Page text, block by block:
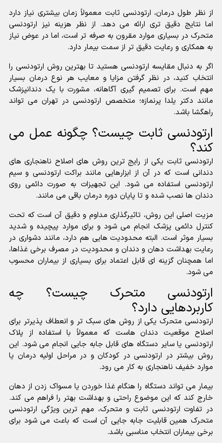
از نظر طول درمان، ارتودنسی ثابت معمولاً زمان بیشتری نیاز دارد
اما نتایج دقیق تری ارائه می دهد. از نظر هزینه نیز ارتودنسی
متحرک در بسیاری موارد مقرون به صرفه تر است، اما در عوض نیاز
به همکاری و رعایت دقیق تر از سمت بیمار دارد.
اگر به دنبال مقایسه ارتودنسی هستید تا بهترین روش ارتودنسی را
انتخاب کنید، در نظر گرفتن مزایا و معایب هر نوع درمان بسیار
مهم است. برای تصمیم گیری آگاهانه، مشورت با یک دندانپزشک
مانند دکتر یلدا پرنمازه؛ متخصص ارتودنسی در تهرانمی تواند
راهگشا باشد.
ارتودنسی ثابت چیست؟ چگونه عمل می
کند؟
ارتودنسی ثابت یکی از رایج ترین روش های اصلاح ناهنجاری های
دندانی است که در آن از ابزارهایی مانند براکت ارتودنسی و سیم
ارتودنسی استفاده می شود. این تجهیزات به صورت دائمی روی
دندان ها نصب شده و تا پایان دوره درمان باقی می مانند.
مزیت اصلی این روش، تاثیرگذاری مداوم و دقیق آن است که تحت
کنترل دائمی پزشک انجام می شود و برای موارد پیچیده و شدید
بسیار موثر است. البته محدودیت هایی هم دارد، مانند دشواری در
رعایت بهداشت دهان و دندان و محدودیت در مصرف برخی غذاها،
اما همچنان گزینه ای قابل اعتماد برای بسیاری از بیماران محسوب
می شود.
ارتودنسی متحرک چیست؟ چه
کاربردهایی دارد؟
ارتودنسی متحرک یکی از روش های سبک تر و انعطاف پذیرتر برای
اصلاح موقعیت دندان هاست که معمولاً با استفاده از پلاک
ارتودنسی یا سایر دستگاه های قابل جابه جایی انجام می شود. این
روش بیشتر در ارتودنسی در کودکان و در مراحل اولیه درمان یا
موارد خفیف ناهنجاری به کار می رود.
بیمار می تواند دستگاه را هنگام غذا خوردن یا مسواک زدن از دهان
خارج کند که این موضوع راحتی و بهداشت بهتر را فراهم می کند.
در تفاوت ارتودنسی ثابت و متحرک، مهم ترین ویژگی ارتودنسی
متحرک همین قابلیت جابه جایی آن است که باعث می شود برای
برخی بیماران انتخاب مناسبی باشد.